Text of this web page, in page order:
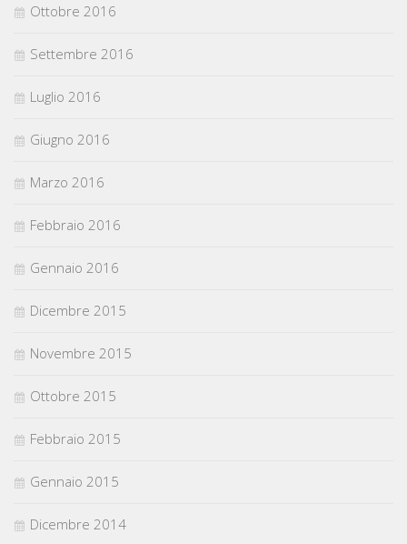
Ottobre 2016
Settembre 2016
Luglio 2016
Giugno 2016
Marzo 2016
Febbraio 2016
Gennaio 2016
Dicembre 2015
Novembre 2015
Ottobre 2015
Febbraio 2015
Gennaio 2015
Dicembre 2014